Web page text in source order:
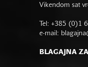
Vikendom sat
Tel: +385 (0)1
e-mail:
BLAGAJNA